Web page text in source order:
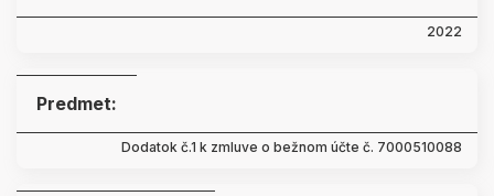
2022
Predmet:
Dodatok č.1 k zmluve o bežnom účte č. 7000510088